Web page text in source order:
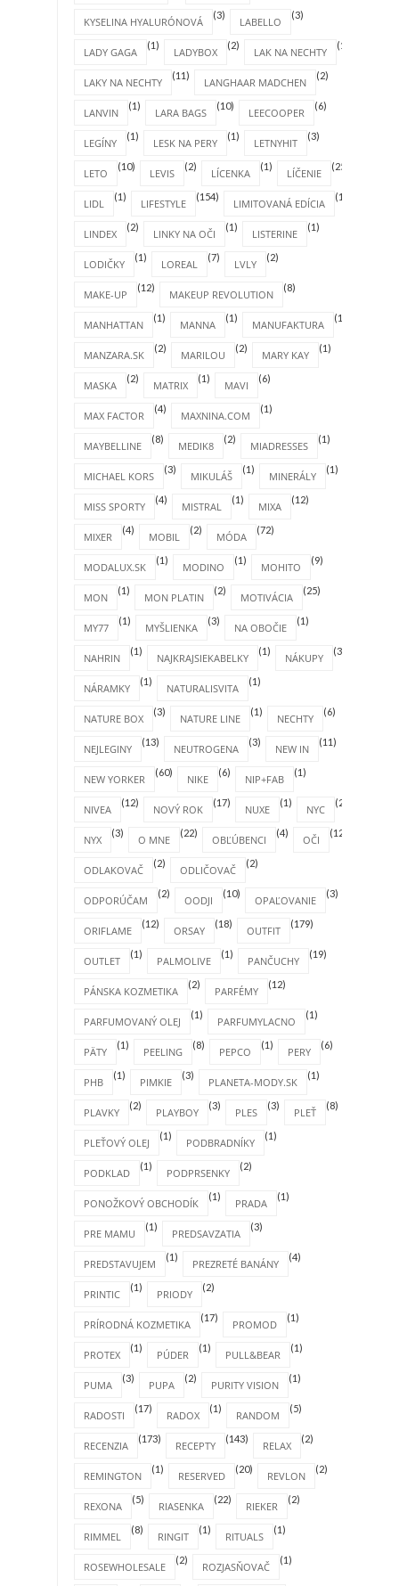
KYSELINA HYALURÓNOVÁ
(3)
LABELLO
(3)
LADY GAGA
(1)
LADYBOX
(2)
LAK NA NECHTY
(1)
LAKY NA NECHTY
(11)
LANGHAAR MADCHEN
(2)
LANVIN
(1)
LARA BAGS
(10)
LEECOOPER
(6)
LEGÍNY
(1)
LESK NA PERY
(1)
LETNYHIT
(3)
LETO
(10)
LEVIS
(2)
LÍCENKA
(1)
LÍČENIE
(25)
LIDL
(1)
LIFESTYLE
(154)
LIMITOVANÁ EDÍCIA
(1)
LINDEX
(2)
LINKY NA OČI
(1)
LISTERINE
(1)
LODIČKY
(1)
LOREAL
(7)
LVLY
(2)
MAKE-UP
(12)
MAKEUP REVOLUTION
(8)
MANHATTAN
(1)
MANNA
(1)
MANUFAKTURA
(1)
MANZARA.SK
(2)
MARILOU
(2)
MARY KAY
(1)
MASKA
(2)
MATRIX
(1)
MAVI
(6)
MAX FACTOR
(4)
MAXNINA.COM
(1)
MAYBELLINE
(8)
MEDIK8
(2)
MIADRESSES
(1)
MICHAEL KORS
(3)
MIKULÁŠ
(1)
MINERÁLY
(1)
MISS SPORTY
(4)
MISTRAL
(1)
MIXA
(12)
MIXER
(4)
MOBIL
(2)
MÓDA
(72)
MODALUX.SK
(1)
MODINO
(1)
MOHITO
(9)
MON
(1)
MON PLATIN
(2)
MOTIVÁCIA
(25)
MY77
(1)
MYŠLIENKA
(3)
NA OBOČIE
(1)
NAHRIN
(1)
NAJKRAJSIEKABELKY
(1)
NÁKUPY
(31)
NÁRAMKY
(1)
NATURALISVITA
(1)
NATURE BOX
(3)
NATURE LINE
(1)
NECHTY
(6)
NEJLEGINY
(13)
NEUTROGENA
(3)
NEW IN
(11)
NEW YORKER
(60)
NIKE
(6)
NIP+FAB
(1)
NIVEA
(12)
NOVÝ ROK
(17)
NUXE
(1)
NYC
(2)
NYX
(3)
O MNE
(22)
OBĽÚBENCI
(4)
OČI
(12)
ODLAKOVAČ
(2)
ODLIČOVAČ
(2)
ODPORÚČAM
(2)
OODJI
(10)
OPAĽOVANIE
(3)
ORIFLAME
(12)
ORSAY
(18)
OUTFIT
(179)
OUTLET
(1)
PALMOLIVE
(1)
PANČUCHY
(19)
PÁNSKA KOZMETIKA
(2)
PARFÉMY
(12)
PARFUMOVANÝ OLEJ
(1)
PARFUMYLACNO
(1)
PÄTY
(1)
PEELING
(8)
PEPCO
(1)
PERY
(6)
PHB
(1)
PIMKIE
(3)
PLANETA-MODY.SK
(1)
PLAVKY
(2)
PLAYBOY
(3)
PLES
(3)
PLEŤ
(8)
PLEŤOVÝ OLEJ
(1)
PODBRADNÍKY
(1)
PODKLAD
(1)
PODPRSENKY
(2)
PONOŽKOVÝ OBCHODÍK
(1)
PRADA
(1)
PRE MAMU
(1)
PREDSAVZATIA
(3)
PREDSTAVUJEM
(1)
PREZRETÉ BANÁNY
(4)
PRINTIC
(1)
PRIODY
(2)
PRÍRODNÁ KOZMETIKA
(17)
PROMOD
(1)
PROTEX
(1)
PÚDER
(1)
PULL&BEAR
(1)
PUMA
(3)
PUPA
(2)
PURITY VISION
(1)
RADOSTI
(17)
RADOX
(1)
RANDOM
(5)
RECENZIA
(173)
RECEPTY
(143)
RELAX
(2)
REMINGTON
(1)
RESERVED
(20)
REVLON
(2)
REXONA
(5)
RIASENKA
(22)
RIEKER
(2)
RIMMEL
(8)
RINGIT
(1)
RITUALS
(1)
ROSEWHOLESALE
(2)
ROZJASŇOVAČ
(1)